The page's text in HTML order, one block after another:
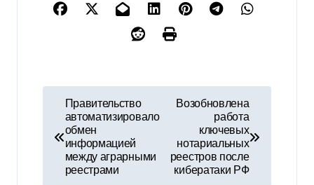
Правительство
автоматизировало
обмен
информацией
между аграрными
реестрами
Возобновлена
работа
ключевых
нотариальных
реестров после
кибератаки РФ